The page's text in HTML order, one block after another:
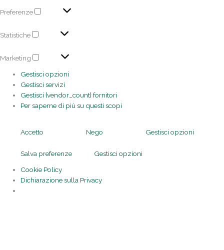
Preferenze
Statistiche
Marketing
Gestisci opzioni
Gestisci servizi
Gestisci {vendor_count} fornitori
Per saperne di più su questi scopi
Accetto Nego Gestisci opzioni
Salva preferenze
Gestisci opzioni
Cookie Policy
Dichiarazione sulla Privacy